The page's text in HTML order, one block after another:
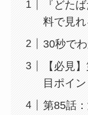
『どた
料で見
30秒で
【必見
目ポイン
第85話